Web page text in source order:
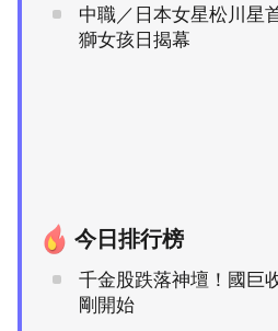
中職／日本女星松川星
獅女孩日揭幕
今日排行榜
千金股跌落神壇！國巨
剛開始